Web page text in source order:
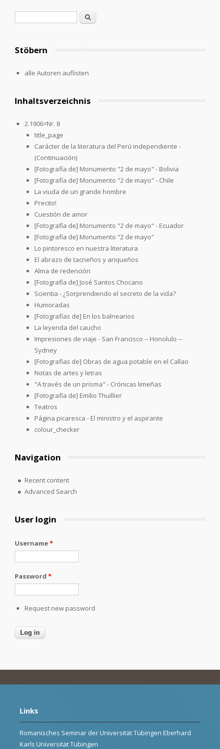
Search
Stöbern
alle Autoren auflisten
Inhaltsverzeichnis
2.1906=Nr. 8
title_page
Carácter de la literatura del Perú independiente -
(Continuación)
[Fotografía de] Monumento "2 de mayo" - Bolivia
[Fotografía de] Monumento "2 de mayo" - Chile
La viuda de un grande hombre
Precito!
Cuestión de amor
[Fotografía de] Monumento "2 de mayo" - Ecuador
[Fotografía de] Monumento "2 de mayo"
Lo pintoresco en nuestra literatura
El abrazo de tacneños y ariqueños
Alma de redención
[Fotografía de] José Santos Chocano
Scientia - ¿Sorprendiendo el secreto de la vida?
Humoradas
[Fotografías de] En los balnearios
La leyenda del caucho
Impresiones de viaje - San Francisco -- Honolulo --
Sydney
[Fotografías de] Obras de agua potable en el Callao
Notas de artes y letras
"A través de un prisma" - Crónicas limeñas
[Fotografía de] Emilio Thuillier
Teatros
Página picaresca - El ministro y el aspirante
colour_checker
Navigation
Recent content
Advanced Search
User login
Username*
Password *
Request new password
Links
Romanisches Seminar der Universität Tübingen Eberhard
Karls Universität Tübingen